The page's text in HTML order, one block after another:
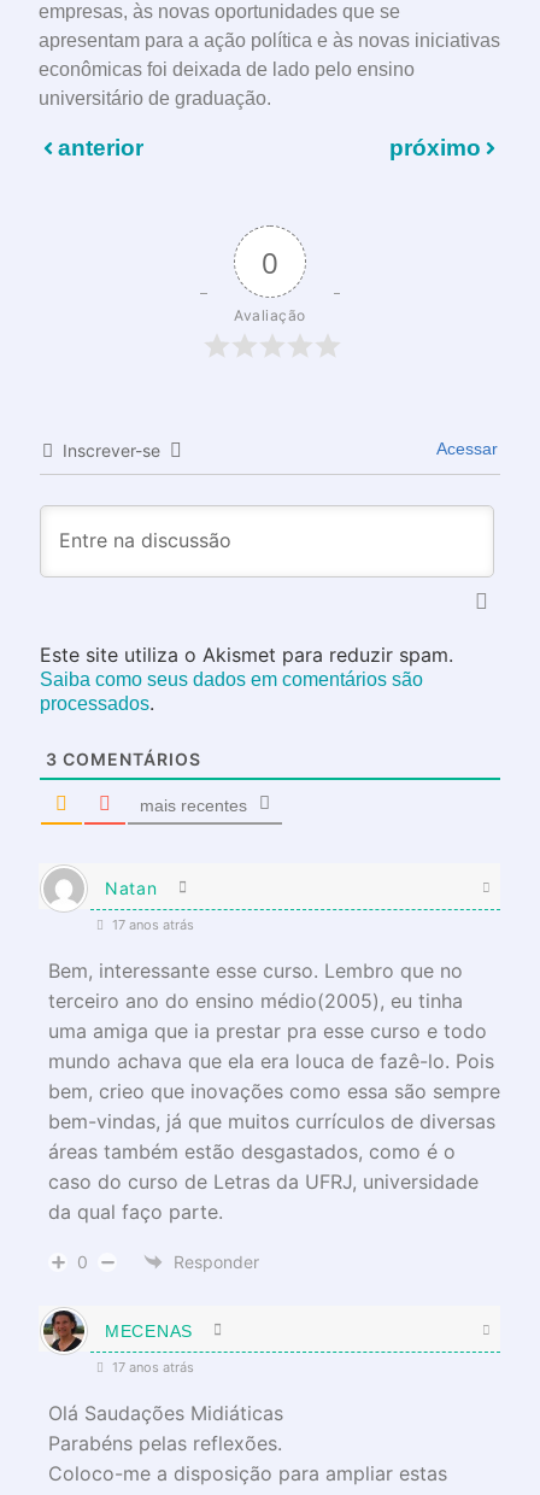
empresas, às novas oportunidades que se
apresentam para a ação política e às novas iniciativas
econômicas foi deixada de lado pelo ensino
universitário de graduação.
anterior próximo
0
Avaliação
Inscrever-se Acessar
Este site utiliza o Akismet para reduzir spam.
Saiba como seus dados em comentários são
processados.
3 COMENTÁRIOS
mais recentes
Natan
17 anos atrás
Bem, interessante esse curso. Lembro que no
terceiro ano do ensino médio(2005), eu tinha
uma amiga que ia prestar pra esse curso e todo
mundo achava que ela era louca de fazê-lo. Pois
bem, crieo que inovações como essa são sempre
bem-vindas, já que muitos currículos de diversas
áreas também estão desgastados, como é o
caso do curso de Letras da UFRJ, universidade
da qual faço parte.
0 Responder
MECENAS
17 anos atrás
Olá Saudações Midiáticas
Parabéns pelas reflexões.
Coloco-me a disposição para ampliar estas